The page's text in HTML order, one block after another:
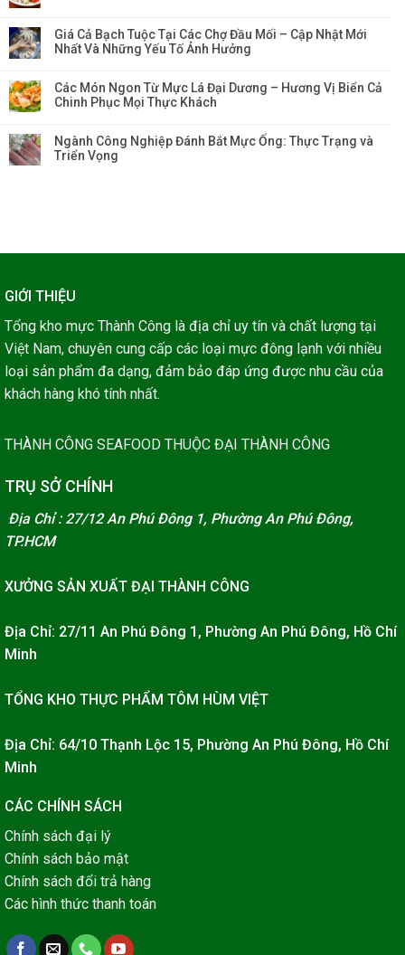
Giá Cả Bạch Tuộc Tại Các Chợ Đầu Mối – Cập Nhật Mới
Nhất Và Những Yếu Tố Ảnh Hưởng
Các Món Ngon Từ Mực Lá Đại Dương – Hương Vị Biển Cả
Chinh Phục Mọi Thực Khách
Ngành Công Nghiệp Đánh Bắt Mực Ống: Thực Trạng và
Triển Vọng
GIỚI THIỆU
Tổng kho mực Thành Công là địa chỉ uy tín và chất lượng tại
Việt Nam, chuyên cung cấp các loại mực đông lạnh với nhiều
loại sản phẩm đa dạng, đảm bảo đáp ứng được nhu cầu của
khách hàng khó tính nhất.
THÀNH CÔNG SEAFOOD THUỘC ĐẠI THÀNH CÔNG
TRỤ SỞ CHÍNH
Địa Chỉ : 27/12 An Phú Đông 1, Phường An Phú Đông,
TP.HCM
XƯỞNG SẢN XUẤT ĐẠI THÀNH CÔNG
Địa Chỉ: 27/11 An Phú Đông 1, Phường An Phú Đông, Hồ Chí
Minh
TỔNG KHO THỰC PHẨM TÔM HÙM VIỆT
Địa Chỉ: 64/10 Thạnh Lộc 15, Phường An Phú Đông, Hồ Chí
Minh
CÁC CHÍNH SÁCH
Chính sách đại lý
Chính sách bảo mật
Chính sách đổi trả hàng
Các hình thức thanh toán